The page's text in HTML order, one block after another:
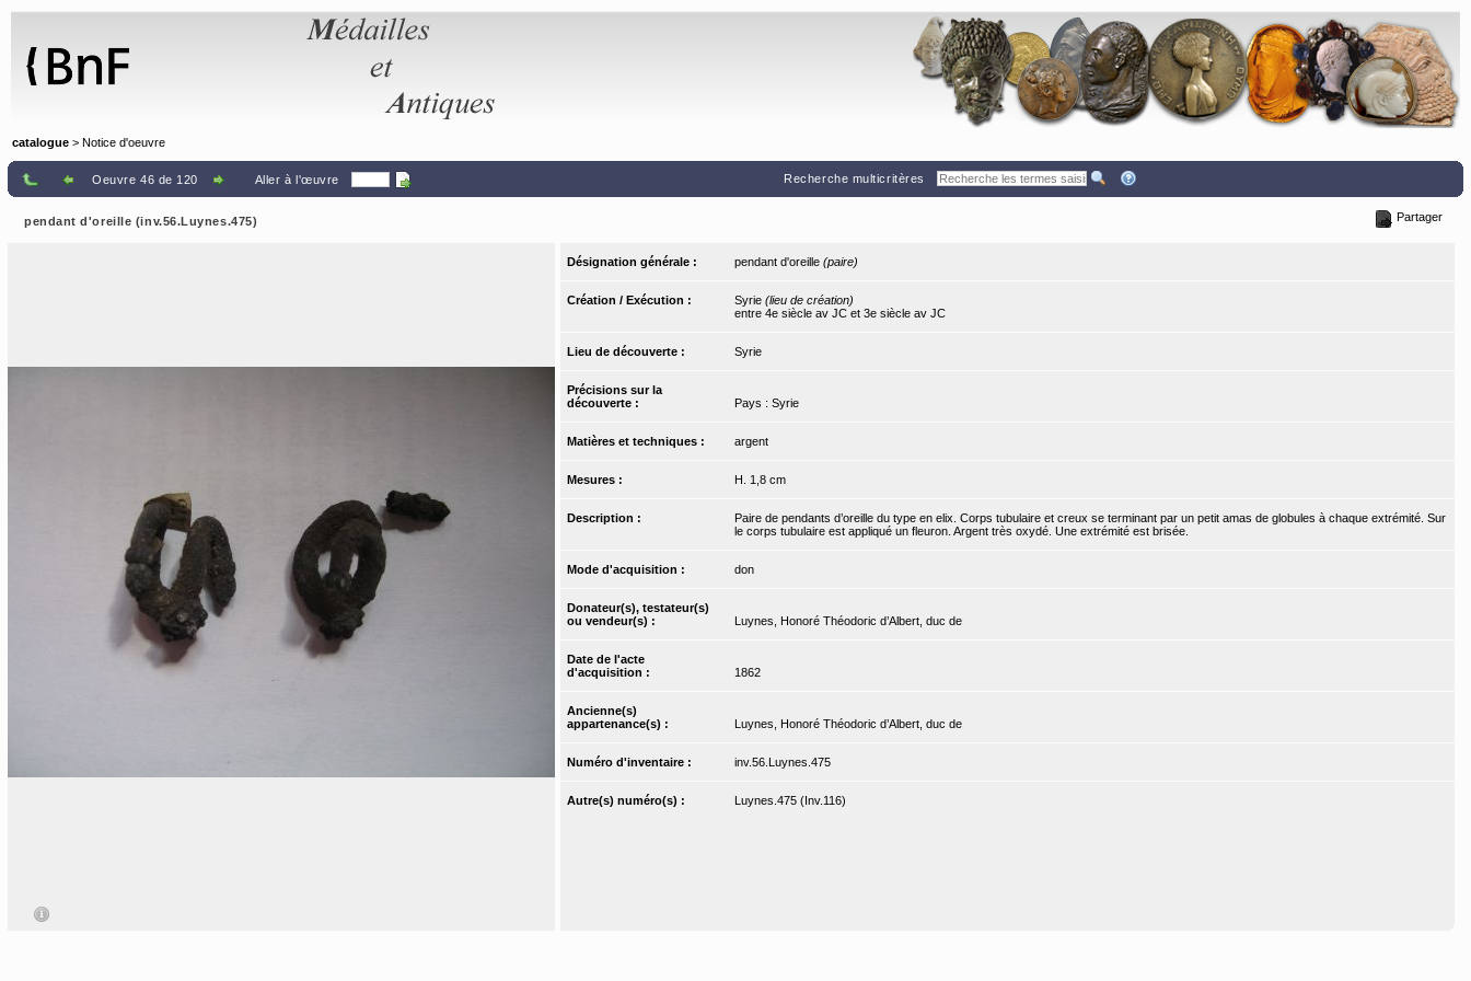
catalogue > Notice d'oeuvre
Oeuvre 46 de 120 Aller à l'œuvre Recherche multicritères
pendant d'oreille (inv.56.Luynes.475) Partager
Désignation générale : pendant d'oreille (paire)
Création / Exécution : Syrie (lieu de création)
entre 4e siècle av JC et 3e siècle av JC
Lieu de découverte : Syrie
Précisions sur la
découverte :
Pays : Syrie
Matières et techniques : argent
Mesures : H. 1,8 cm
Description :
Paire de pendants d’oreille du type en elix. Corps tubulaire et creux se terminant par un petit amas de globules à chaque extrémité. Sur
le corps tubulaire est appliqué un fleuron. Argent très oxydé. Une extrémité est brisée.
Mode d'acquisition : don
Donateur(s), testateur(s)
ou vendeur(s) :
Luynes, Honoré Théodoric d’Albert, duc de
Date de l'acte
d'acquisition :
1862
Ancienne(s)
appartenance(s) :
Luynes, Honoré Théodoric d’Albert, duc de
Numéro d'inventaire : inv.56.Luynes.475
Autre(s) numéro(s) : Luynes.475 (Inv.116)